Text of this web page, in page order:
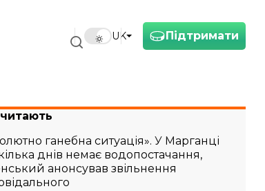
Підтримати
UK
ганебна ситуація». У Марганці
днів немає водопостачання,
анонсував звільнення